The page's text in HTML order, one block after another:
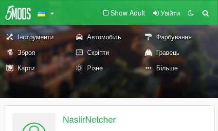
Show Adult Увійти
Інструменти Автомобіль
Фарбування
Зброя
Скріпти
Гравець
Карти
Різне Більше
NasiirNetcher